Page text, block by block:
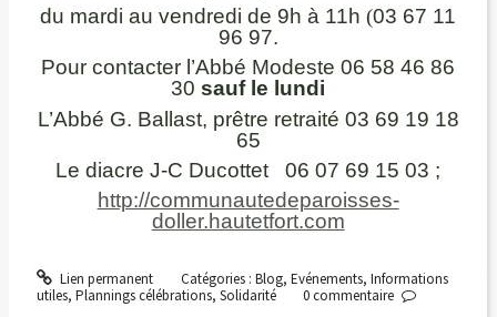
du mardi au vendredi de 9h à 11h(03 67 11
96 97.
Pour contacter l’Abbé Modeste 06 58 46 86
30sauf le lundi
L’Abbé G. Ballast, prêtre retraité 03 69 19 18
65
Le diacre J-C Ducottet 06 07 69 15 03 ;
http://communautedeparoisses-
doller.hautetfort.com
Lien permanent Catégories : Blog, Evénements, Informations
utiles, Plannings célébrations, Solidarité 0commentaire